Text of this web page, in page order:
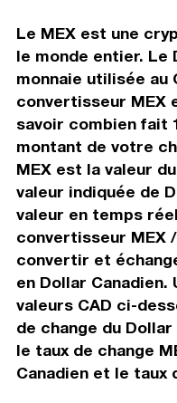
Le MEX est une
le monde entier. Le
monnaie utilisée au
convertisseur MEX
savoir combien fait
montant de votre
MEX est la valeur
valeur indiquée de
valeur en temps
convertisseur MEX
convertir et
en Dollar
valeurs CAD ci-
de change du
le taux de change
Canadien et le taux